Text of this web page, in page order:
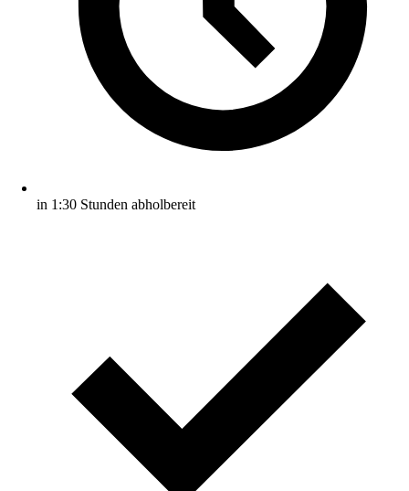
in 1:30 Stunden abholbereit